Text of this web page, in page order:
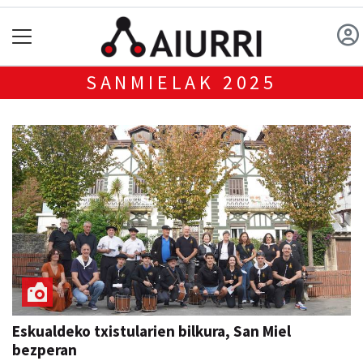
SANMIELAK 2025
Eskualdeko txistularien bilkura, San Miel
bezperan